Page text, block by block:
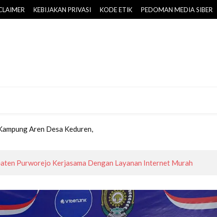
KEBIJAKAN PRIVASI KODE ETIK PEDOMAN MEDIA SIBER
Aren Desa Keduren,
Bupati Purworejo Kukuhkan Pengurus Kopwan Srikandi
Purworejo Kerjasama Dengan Layanan Internet Murah